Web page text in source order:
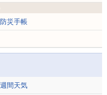
防災手帳
週間天気